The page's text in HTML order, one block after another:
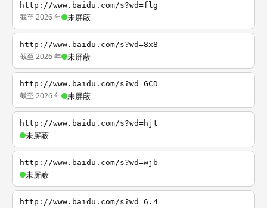
http://www.baidu.com/s?wd=flg
截至 2026 年 未屏蔽
http://www.baidu.com/s?wd=8x8
截至 2026 年 未屏蔽
http://www.baidu.com/s?wd=GCD
截至 2026 年 未屏蔽
http://www.baidu.com/s?wd=hjt
未屏蔽
http://www.baidu.com/s?wd=wjb
未屏蔽
http://www.baidu.com/s?wd=6.4